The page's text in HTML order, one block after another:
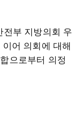
부 지방의회 우
어 의회에 대해
으로부터 의정